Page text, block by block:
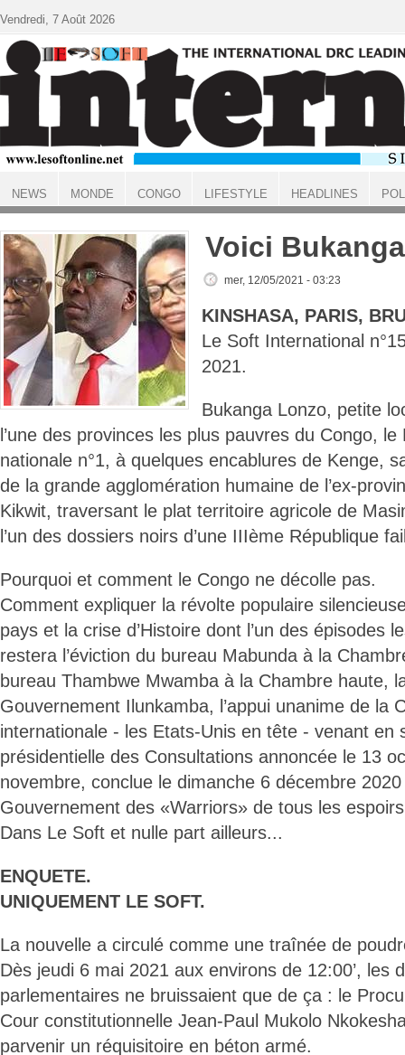
ACCUEIL
Voici
mer, 12/05/2021 - 03:23
KINSHASA, PARIS,
Le Soft International
2021.
Bukanga Lonzo, petite
l’une des provinces les plus pauvres du Congo,
nationale n°1, à quelques encablures de Kenge,
de la grande agglomération humaine de l’ex-
Kikwit, traversant le plat territoire agricole de
l’un des dossiers noirs d’une IIIème République
Pourquoi et comment le Congo ne décolle pas.
Comment expliquer la révolte populaire
pays et la crise d’Histoire dont l’un des épisodes
restera l’éviction du bureau Mabunda à la
bureau Thambwe Mwamba à la Chambre haute,
Gouvernement Ilunkamba, l’appui unanime de la
internationale - les Etats-Unis en tête - venant en
présidentielle des Consultations annoncée le 13
novembre, conclue le dimanche 6 décembre
Gouvernement des «Warriors» de tous les
Dans Le Soft et nulle part ailleurs...
ENQUETE.
UNIQUEMENT LE SOFT.
La nouvelle a circulé comme une traînée de
Dès jeudi 6 mai 2021 aux environs de 12:00’, les
parlementaires ne bruissaient que de ça : le
Cour constitutionnelle Jean-Paul Mukolo
parvenir un réquisitoire en béton armé.
Vendredi, 7 Août 2026
NEWS MONDE CONGO LIFESTYLE HEADLINES